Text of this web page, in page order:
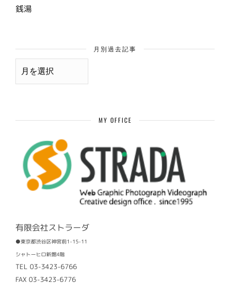
銭湯
月別過去記事
月
MY OFFICE
有限会社ストラーダ
●東京都渋谷区神宮前1-15-11
シャトーヒロ新館4階
TEL 03-3423-6766
FAX 03-3423-6776